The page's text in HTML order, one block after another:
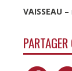
VAISSEAU –